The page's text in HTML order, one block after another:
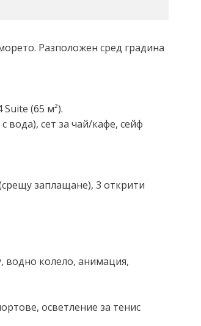
Разположен сред градина
(65 м²).
вода), сет за чай/кафе, сейф
заплащане), 3 открити
водно колело, анимация,
осветление за тенис